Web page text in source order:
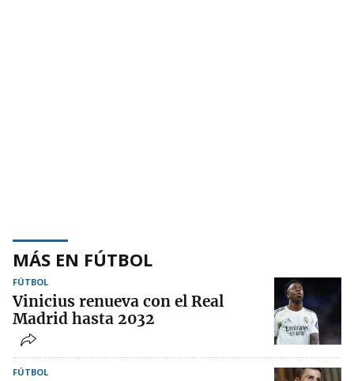
MÁS EN FÚTBOL
FÚTBOL
Vinicius renueva con el Real
Madrid hasta 2032
FÚTBOL